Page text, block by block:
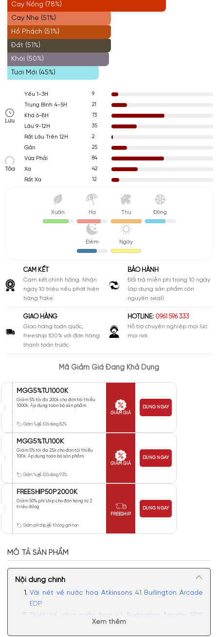
Cay Nồng (78%)
Cay Nhẹ (51%)
Hổ Phách (51%)
Đất (51%)
Khói (50%)
Tươi Mới (45%)
Lưu
Yếu 1-3H
9
Trung Bình 4-5H
21
Khá 6-8H
73
Lâu 9-12H
35
Rất Lâu Trên 12H
2
Tỏa
Gần
25
Vừa Phải
84
Xa
42
Rất Xa
12
Xuân Hạ Thu Đông
Đêm Ngày
CAM KẾT
Cam kết chính hãng. Nhận
ngay 10 triệu nếu phát hiện
hàng Fake.
BẢO HÀNH
Đổi trả miễn phí trong 10 ngày
(áp dụng sản phẩm còn
nguyên seal).
GIAO HÀNG
Giao hàng toàn quốc,
freeship 100% với đơn hàng
thanh toán trước.
HOTLINE: 0961 596 333
Hỗ trợ chuyên nghiệp mọi lúc
mọi nơi.
Mã Giảm Giá Đang Khả Dụng
MGG5%TU1000K
Giảm 5% tối đa 200k cho đơn tối thiểu
1000k. Áp dụng toàn bộ sản phẩm.
Giảm % Đã dùng 82%
GIẢM GIÁ
DÙNG NGAY
MGG5%TU100K
Giảm 5% tối đa 25k cho đơn tối thiểu
100k. Áp dụng toàn bộ sản phẩm.
Giảm % Đã dùng 93%
GIẢM GIÁ
DÙNG NGAY
FREESHIP50P2000K
Giảm 50% phí ship cho đơn hàng từ 2
triệu đồng
Giảm phí ship Không giới hạn
FREESHIP
DÙNG NGAY
MÔ TẢ SẢN PHẨM
Nội dung chính
Vài nét về nước hoa Atkinsons 41 Burlington Arcade
EDP
Thiết kế chai nước hoa 41 Burlington Arcade EDP
Xem thêm